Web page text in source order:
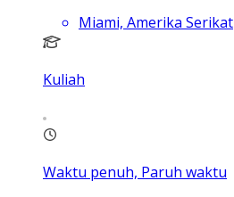
Miami, Amerika Serikat
Kuliah
Waktu penuh, Paruh waktu